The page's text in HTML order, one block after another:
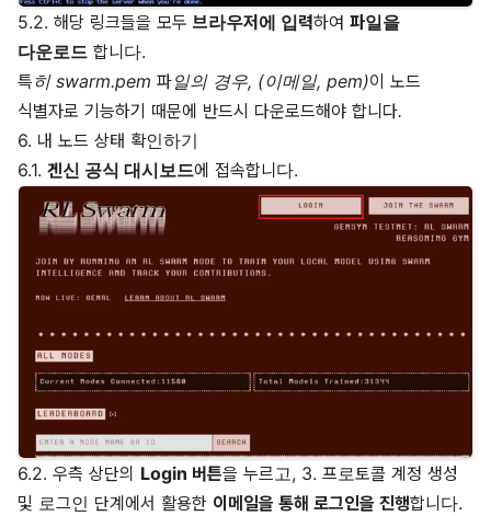
5.2. 해당 링크들을 모두 브라우저에 입력하여 파일을
다운로드 합니다.
특히 swarm.pem 파일의 경우, (이메일, pem)이 노드
식별자로 기능하기 때문에 반드시 다운로드해야 합니다.
6. 내 노드 상태 확인하기
6.1. 겐신 공식 대시보드에 접속합니다.
6.2. 우측 상단의 Login 버튼을 누르고, 3. 프로토콜 계정 생성
및 로그인 단계에서 활용한 이메일을 통해 로그인을 진행합니다.